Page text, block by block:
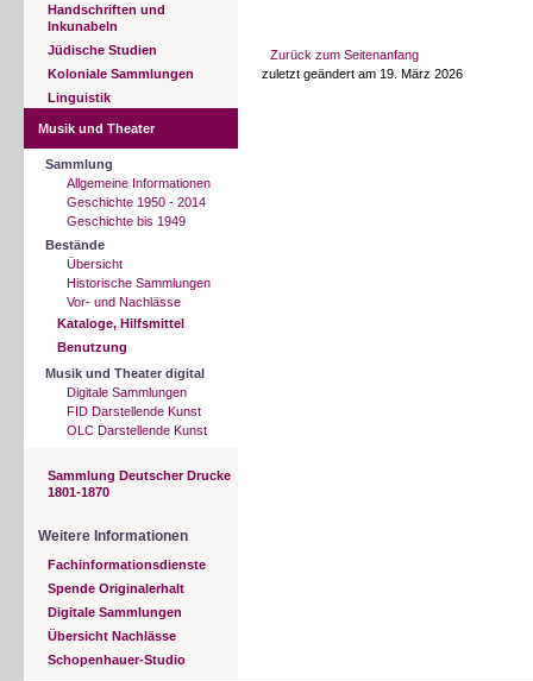
Handschriften und
Inkunabeln
Jüdische Studien
Koloniale Sammlungen
Linguistik
Musik und Theater
Sammlung
Allgemeine Informationen
Geschichte 1950 - 2014
Geschichte bis 1949
Bestände
Übersicht
Historische Sammlungen
Vor- und Nachlässe
Kataloge, Hilfsmittel
Benutzung
Musik und Theater digital
Digitale Sammlungen
FID Darstellende Kunst
OLC Darstellende Kunst
Sammlung Deutscher Drucke
1801-1870
Weitere Informationen
Fachinformationsdienste
Spende Originalerhalt
Digitale Sammlungen
Übersicht Nachlässe
Schopenhauer-Studio
Zurück zum Seitenanfang
zuletzt geändert am 19. März 2026